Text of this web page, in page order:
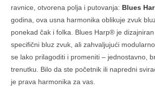
ravnice, otvorena polja i putovanja: Blues
godina, ova usna harmonika oblikuje zvuk
ponekad čak i folka. Blues Harp® je
specifični bluz zvuk, ali zahvaljujući
se lako prilagoditi i promeniti – jednostavno,
trenutku. Bilo da ste početnik ili napredni
je prava harmonika za vas.